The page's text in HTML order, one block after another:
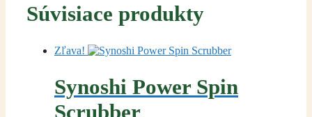
Súvisiace produkty
Zľava!
Synoshi Power Spin
Scrubber